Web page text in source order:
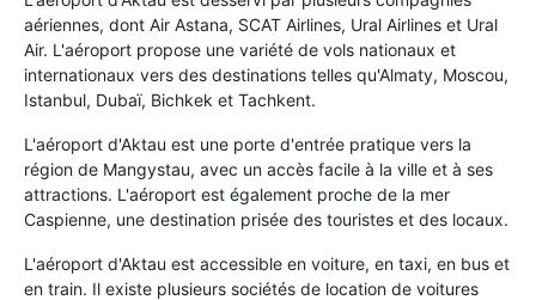
aériennes, dont Air Astana, SCAT Airlines, Ural Airlines et Ural
Air. L'aéroport propose une variété de vols nationaux et
internationaux vers des destinations telles qu'Almaty, Moscou,
Istanbul, Dubaï, Bichkek et Tachkent.
L'aéroport d'Aktau est une porte d'entrée pratique vers la
région de Mangystau, avec un accès facile à la ville et à ses
attractions. L'aéroport est également proche de la mer
Caspienne, une destination prisée des touristes et des locaux.
L'aéroport d'Aktau est accessible en voiture, en taxi, en bus et
en train. Il existe plusieurs sociétés de location de voitures